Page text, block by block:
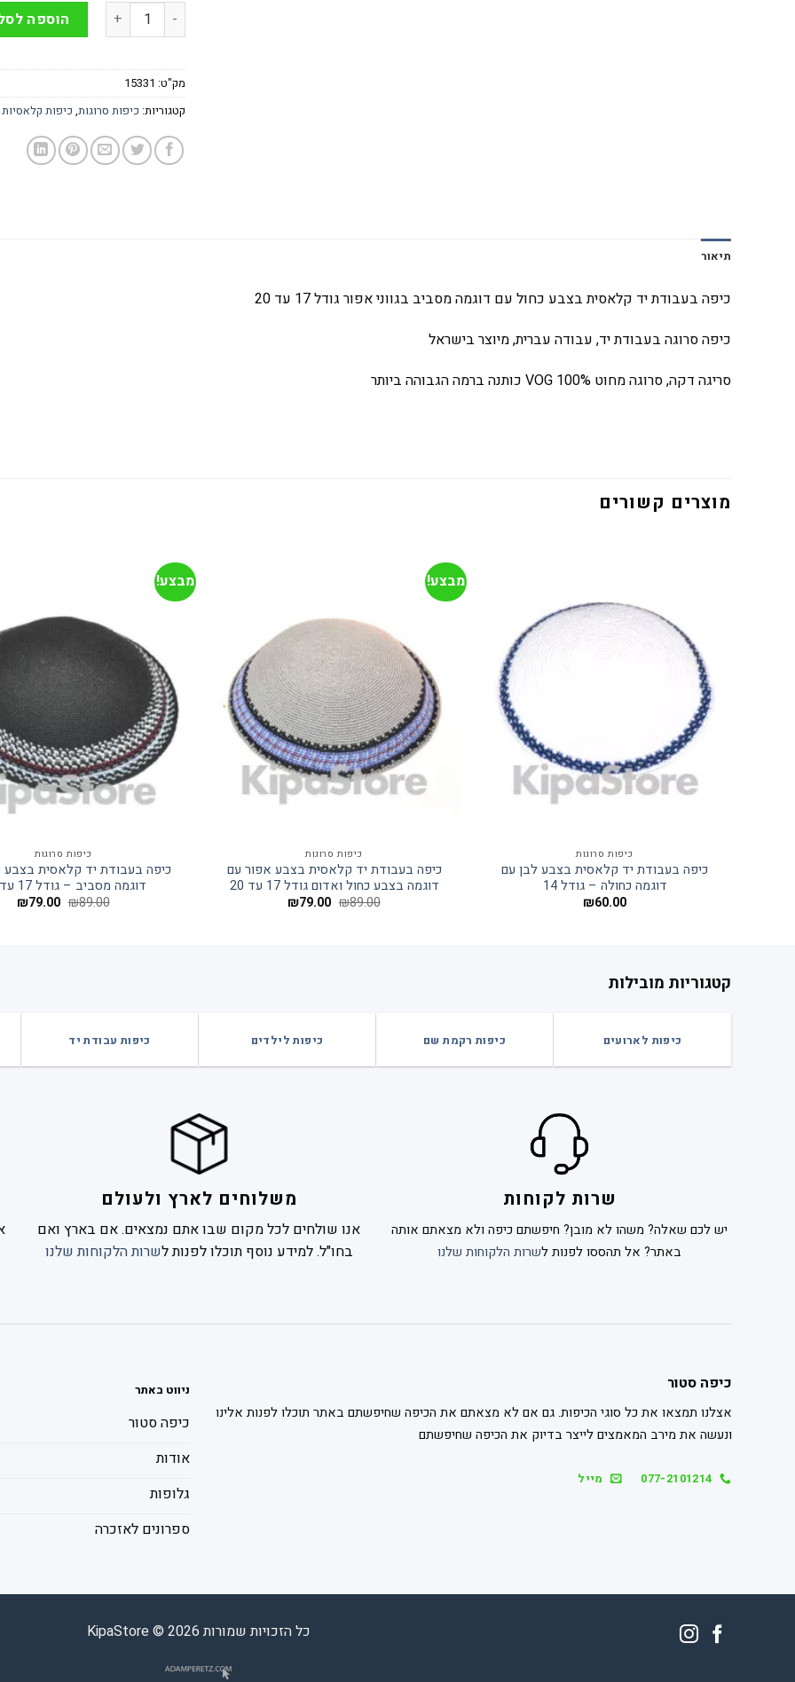
כמות של כיפה בעבודת יד קלאסית
הוספה
מק"ט: 15331
קטגוריות: כיפות סרוגות, כיפות קלאסיות
תיאור
כיפה בעבודת יד קלאסית בצבע כחול עם דוגמה מסביב בגווני אפור גודל 17 עד 20
כיפה סרוגה בעבודת יד, עבודה עברית, מיוצר בישראל
סריגה דקה, סרוגה מחוט
כותנה ברמה הגבוהה ביותר
מוצרים קשורים
כיפות סרוגות
כיפה בעבודת יד קלאסית בצבע לבן עם
דוגמה כחולה – גודל 14
₪60.00
מבצע!
כיפות סרוגות
כיפה בעבודת יד קלאסית בצבע אפור עם
דוגמה בצבע כחול ואדום גודל 17 עד 20
₪89.00 המחיר₪79.00 המחיר
מבצע!
כיפות סרוגות
כיפה בעבודת יד קלאסית בצבע
דוגמה מסביב – גודל 17 עד 20
₪89.00 המחיר₪79.00
קטגוריות מובילות
כיפות לארועים כיפות רקמת שם כיפות לילדים כיפות עבודת יד
שרות לקוחות
יש לכם שאלה? משהו לא מובן? חיפשתם כיפה ולא מצאתם אותה
באתר? אל תהססו לפנות לשרות הלקוחות שלנו
משלוחים לארץ ולעולם
אנו שולחים לכל מקום שבו אתם נמצאים. אם בארץ ואם
בחו"ל. למידע נוסף תוכלו לפנות לשרות הלקוחות שלנו
כיפה סטור
אצלנו תמצאו את כל סוגי הכיפות. גם אם לא מצאתם את הכיפה שחיפשתם באתר תוכלו לפנות אלינו
ונעשה את מירב המאמצים לייצר בדיוק את הכיפה שחיפשתם
077-2101214 מייל
ניווט באתר
כיפה סטור
אודות
גלופות
ספרונים לאזכרה
כל הזכויות שמורות 2026 © KipaStore